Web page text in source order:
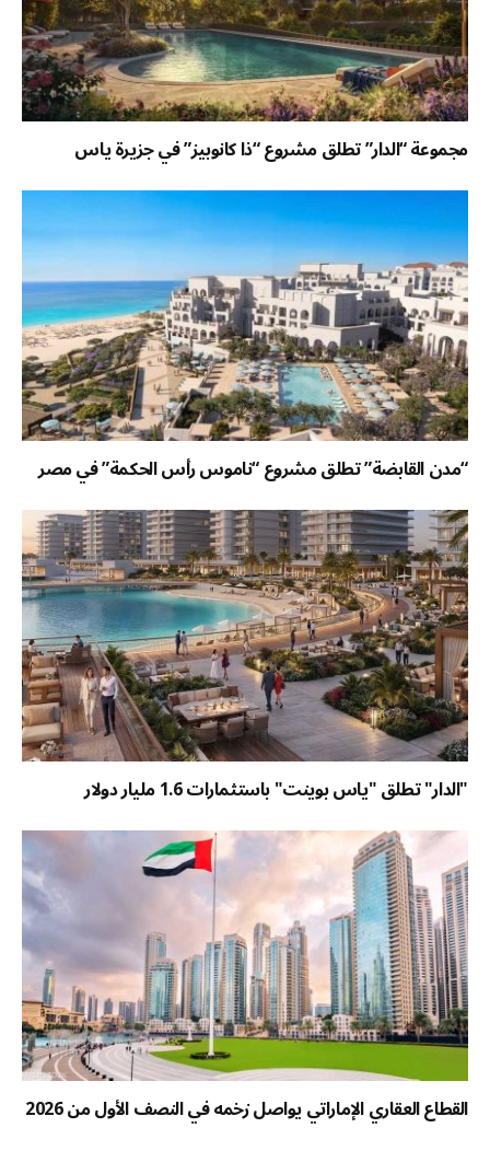
مجموعة “الدار” تطلق مشروع “ذا كانوبيز” في جزيرة ياس
“مدن القابضة” تطلق مشروع “ناموس رأس الحكمة” في مصر
"الدار" تطلق "ياس بوينت" باستثمارات 1.6 مليار دولار
القطاع العقاري الإماراتي يواصل زخمه في النصف الأول من 2026